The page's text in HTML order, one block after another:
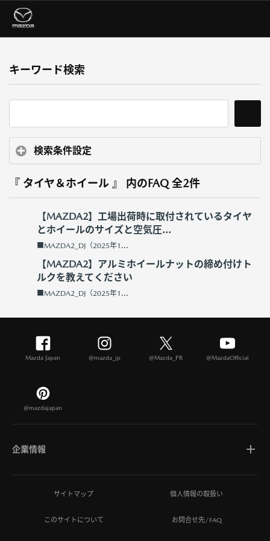
キーワード検索
検索条件設定
『 タイヤ＆ホイール 』 内のFAQ 全2件
【MAZDA2】工場出荷時に取付されているタイヤ
とホイールのサイズと空気圧...
■MAZDA2_DJ（2025年1...
【MAZDA2】アルミホイールナットの締め付けト
ルクを教えてください
■MAZDA2_DJ（2025年1...
Mazda Japan @mazda_jp @Mazda_PR @MazdaOfficial
@mazdajapan
企業情報
マツダについて
ひとを想う価値創造
サイトマップ 個人情報の取扱い
このサイトについて お問合せ先/FAQ